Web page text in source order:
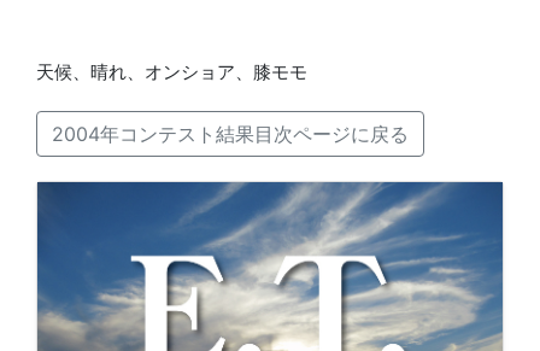
天候、晴れ、オンショア、膝モモ
2004年コンテスト結果目次ページに戻る